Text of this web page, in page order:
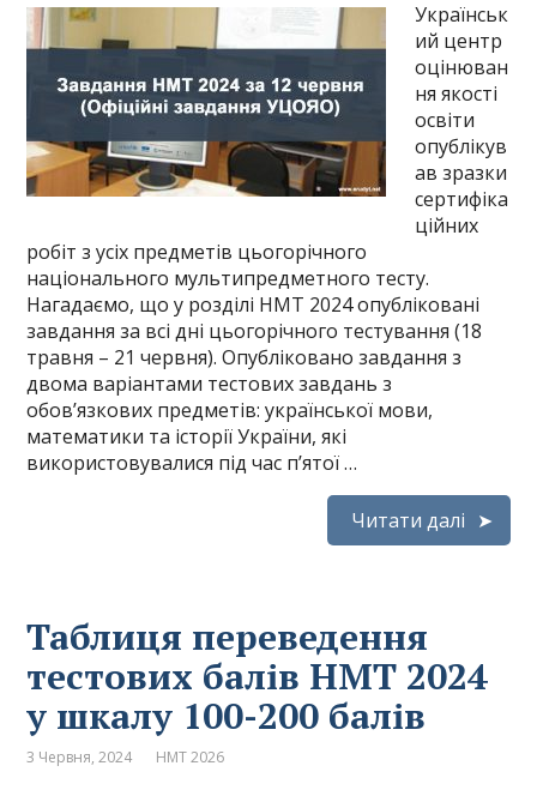
Українськ
ий центр
оцінюван
ня якості
освіти
опублікув
ав зразки
сертифіка
ційних
робіт з усіх предметів цьогорічного
національного мультипредметного тесту.
Нагадаємо, що у розділі НМТ 2024 опубліковані
завдання за всі дні цьогорічного тестування (18
травня – 21 червня). Опубліковано завдання з
двома варіантами тестових завдань з
обов’язкових предметів: української мови,
математики та історії України, які
використовувалися під час п’ятої …
Читати далі
Таблиця переведення
тестових балів НМТ 2024
у шкалу 100-200 балів
3 Червня, 2024 НМТ 2026